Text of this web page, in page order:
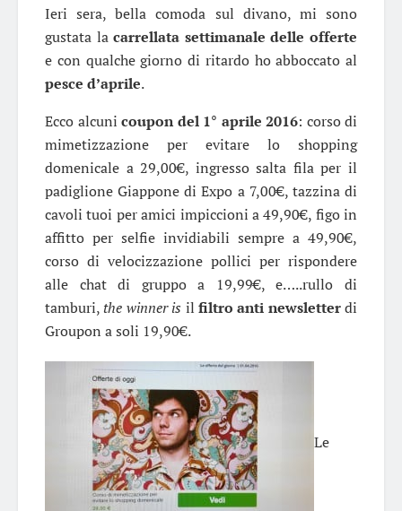
Ieri sera, bella comoda sul divano, mi sono
gustata lacarrellata settimanale delle offerte
e con qualche giorno di ritardo ho abboccato al
pesce d’aprile.
Ecco alcuni coupon del 1° aprile 2016: corso di
mimetizzazione per evitare lo shopping
domenicale a 29,00€, ingresso salta fila per il
padiglione Giappone di Expo a 7,00€, tazzina di
cavoli tuoi per amici impiccioni a 49,90€, figo in
affitto per selfie invidiabili sempre a 49,90€,
corso di velocizzazione pollici per rispondere
alle chat di gruppo a 19,99€, e…..rullo di
tamburi, the winner is il filtro anti newsletterdi
Groupon a soli 19,90€.
Le